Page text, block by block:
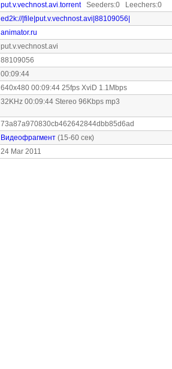
put.v.vechnost.avi.torrentSeeders:0 Leechers:0
ed2k://|file|put.v.vechnost.avi|88109056|
animator.ru
put.v.vechnost.avi
88109056
00:09:44
640x480 00:09:44 25fps XviD 1.1Mbps
32KHz 00:09:44 Stereo 96Kbps mp3
73a87a970830cb462642844dbb85d6ad
Видеофрагмент (15-60 сек)
24 Mar 2011